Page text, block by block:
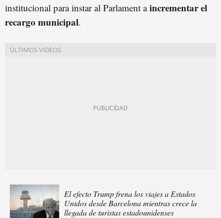
institucional para instar al Parlament aincrementarel
recargo municipal.
El efecto Trump frena los viajes a Estados
Unidos desde Barcelona mientras crece la
llegada de turistas estadounidenses